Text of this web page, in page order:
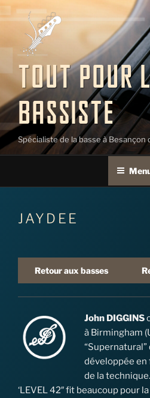
Aller
au
contenu
principal
TOUT POUR
BASSISTE
Spécialiste de la basse à Besançon
JAYDEE
Retour aux basses
John DIGGINS
à Birmingham
développée en
de la
‘LEVEL 42″ fit beaucoup pour